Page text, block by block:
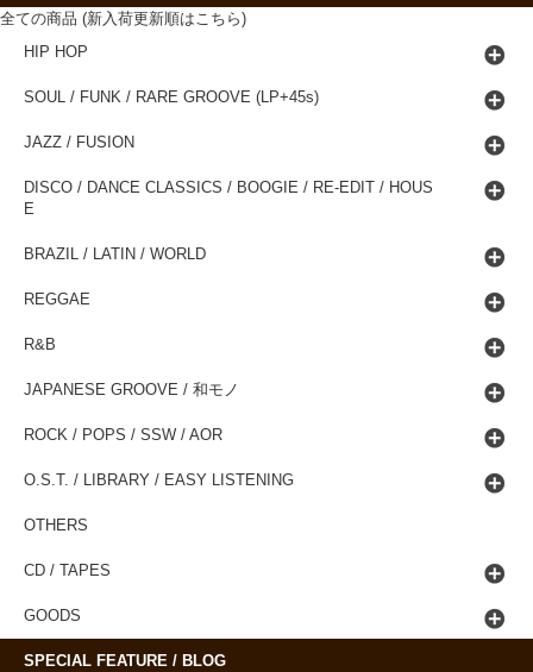
全ての商品 (新入荷更新順はこちら)
HIP HOP
SOUL / FUNK / RARE GROOVE (LP+45s)
JAZZ / FUSION
DISCO / DANCE CLASSICS / BOOGIE / RE-EDIT / HOUS
E
BRAZIL / LATIN / WORLD
REGGAE
R&B
JAPANESE GROOVE / 和モノ
ROCK / POPS / SSW / AOR
O.S.T. / LIBRARY / EASY LISTENING
OTHERS
CD / TAPES
GOODS
SPECIAL FEATURE / BLOG